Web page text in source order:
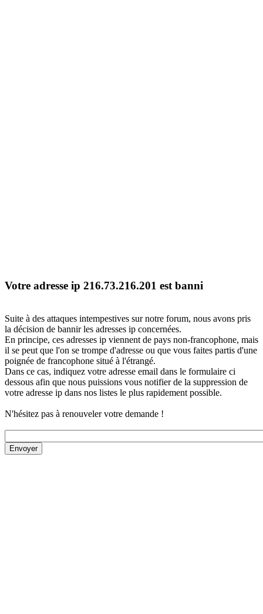
Votre adresse ip 216.73.216.201 est banni
Suite à des attaques intempestives sur notre forum, nous avons pris
la décision de bannir les adresses ip concernées.
En principe, ces adresses ip viennent de pays non-francophone, mais
il se peut que l'on se trompe d'adresse ou que vous faites partis d'une
poignée de francophone situé à l'étrangé.
Dans ce cas, indiquez votre adresse email dans le formulaire ci
dessous afin que nous puissions vous notifier de la suppression de
votre adresse ip dans nos listes le plus rapidement possible.
N'hésitez pas à renouveler votre demande !